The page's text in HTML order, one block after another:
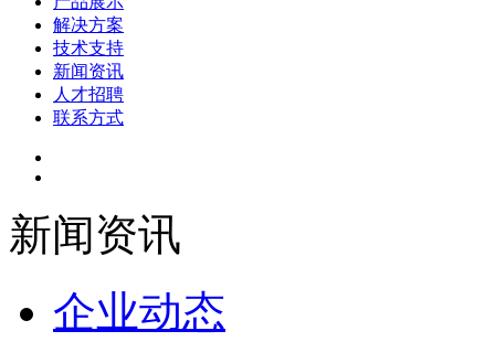
解决方案
技术支持
新闻资讯
人才招聘
联系方式
新闻资讯
企业动态